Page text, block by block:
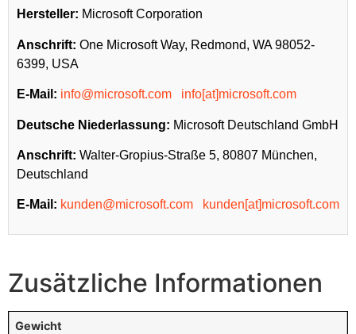
Hersteller: Microsoft Corporation
Anschrift: One Microsoft Way, Redmond, WA 98052-
6399, USA
E-Mail: info@microsoft.com info[at]microsoft.com
Deutsche Niederlassung: Microsoft Deutschland GmbH
Anschrift: Walter-Gropius-Straße 5, 80807 München,
Deutschland
E-Mail: kunden@microsoft.com kunden[at]microsoft.com
Zusätzliche Informationen
Gewicht